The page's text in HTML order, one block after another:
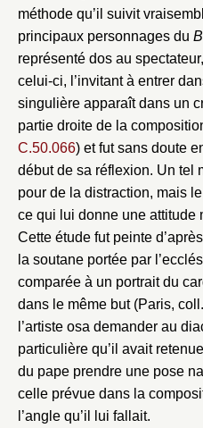
méthode qu’il suivit
principaux personnages du
représenté dos au
celui-ci, l’invitant à entrer
singulière apparaît dans un
partie droite de la
C.50.066) et fut sans doute
début de sa réflexion. Un tel
pour de la distraction, mais
ce qui lui donne une attitude
Cette étude fut peinte
la soutane portée par
comparée à un portrait du
dans le même but (Paris,
l’artiste osa demander au
particulière qu’il avait
du pape prendre une pose
celle prévue dans la
l’angle qu’il lui fallait.
Choix du
notice
Nom du dossier
Connexion
Courriel